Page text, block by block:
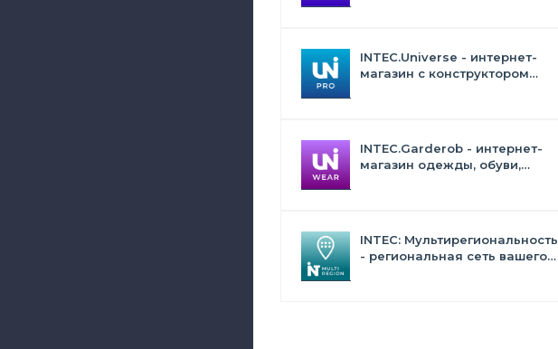
INTEC.Universe - интернет-
магазин с конструктором
INTEC.Garderob - интернет-
магазин одежды, обуви,
INTEC: Мультирегиональность
- региональная сеть вашего